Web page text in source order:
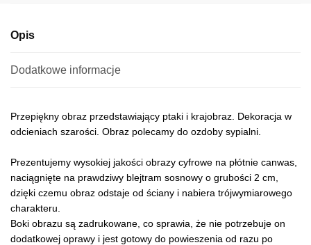
Opis
Dodatkowe informacje
Przepiękny obraz przedstawiający ptaki i krajobraz. Dekoracja w
odcieniach szarości. Obraz polecamy do ozdoby sypialni.
Prezentujemy wysokiej jakości obrazy cyfrowe na płótnie canwas,
naciągnięte na prawdziwy blejtram sosnowy o grubości 2 cm,
dzięki czemu obraz odstaje od ściany i nabiera trójwymiarowego
charakteru.
Boki obrazu są zadrukowane, co sprawia, że nie potrzebuje on
dodatkowej oprawy i jest gotowy do powieszenia od razu po